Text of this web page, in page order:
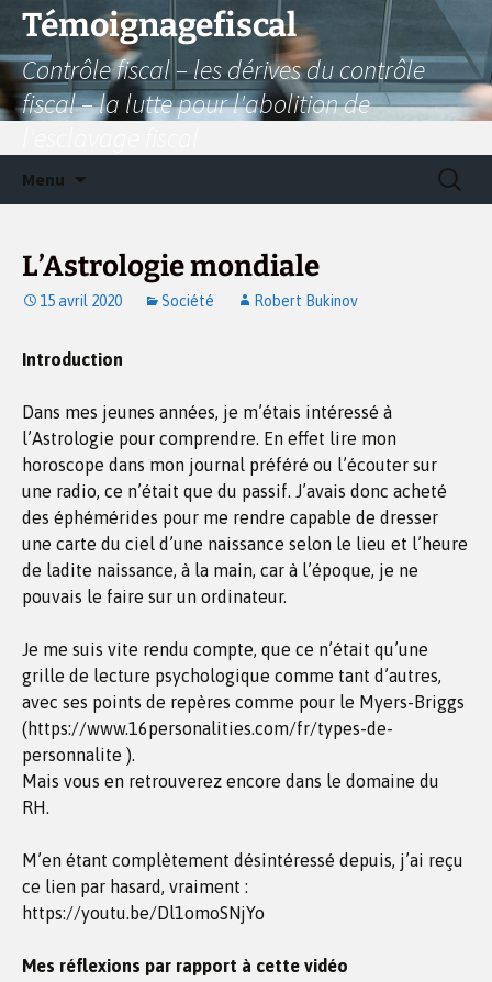
Aller
contenu
Témoignagefiscal
Contrôle fiscal – les dérives du contrôle
fiscal – la lutte pour l'abolition de
Menu
L’Astrologie mondiale
15 avril 2020 Société Robert Bukinov
Introduction
Dans mes jeunes années, je m’étais intéressé à
l’Astrologie pour comprendre. En effet lire mon
horoscope dans mon journal préféré ou l’écouter sur
une radio, ce n’était que du passif. J’avais donc acheté
des éphémérides pour me rendre capable de dresser
une carte du ciel d’une naissance selon le lieu et l’heure
de ladite naissance, à la main, car à l’époque, je ne
pouvais le faire sur un ordinateur.
Je me suis vite rendu compte, que ce n’était qu’une
grille de lecture psychologique comme tant d’autres,
avec ses points de repères comme pour le Myers-Briggs
(https://www.16personalities.com/fr/types-de-
personnalite ).
Mais vous en retrouverez encore dans le domaine du
RH.
M’en étant complètement désintéressé depuis, j’ai reçu
ce lien par hasard, vraiment :
https://youtu.be/Dl1omoSNjYo
Mes réflexions par rapport à cette vidéo